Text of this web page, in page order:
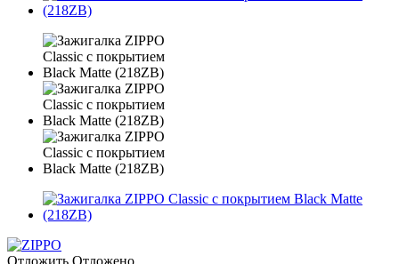
Отложить Отложено